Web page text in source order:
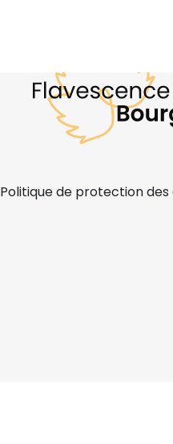
Politique de protection